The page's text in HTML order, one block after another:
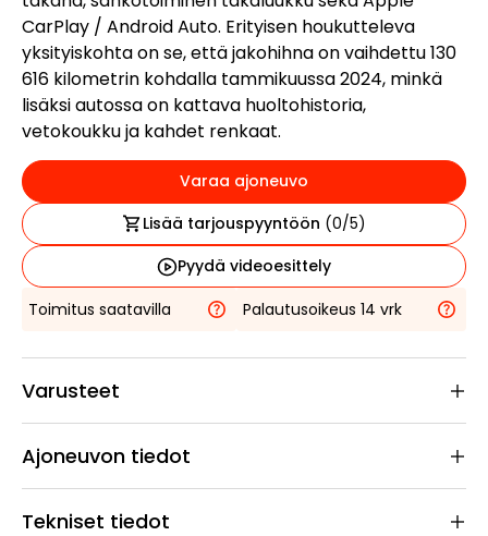
CarPlay / Android Auto. Erityisen houkutteleva
yksityiskohta on se, että jakohihna on vaihdettu 130
616 kilometrin kohdalla tammikuussa 2024, minkä
lisäksi autossa on kattava huoltohistoria,
vetokoukku ja kahdet renkaat.
Varaa ajoneuvo
Lisää tarjouspyyntöön (0/5)
Pyydä videoesittely
Toimitus saatavilla
Palautusoikeus 14 vrk
Varusteet
Ajoneuvon tiedot
Tekniset tiedot